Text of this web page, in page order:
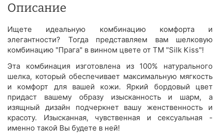
Описание
Ищете идеальную комбинацию комфорта и
элегантности? Тогда представляем вам шелковую
комбинацию "Прага" в винном цвете от ТМ "Silk Kiss"!
Эта комбинация изготовлена из 100% натурального
шелка, который обеспечивает максимальную мягкость
и комфорт для вашей кожи. Яркий бордовый цвет
придаст вашему образу изысканность и шарм, а
изящный дизайн подчеркнет вашу женственность и
красоту. Изысканная, чувственная и сексуальная -
именно такой Вы будете в ней!